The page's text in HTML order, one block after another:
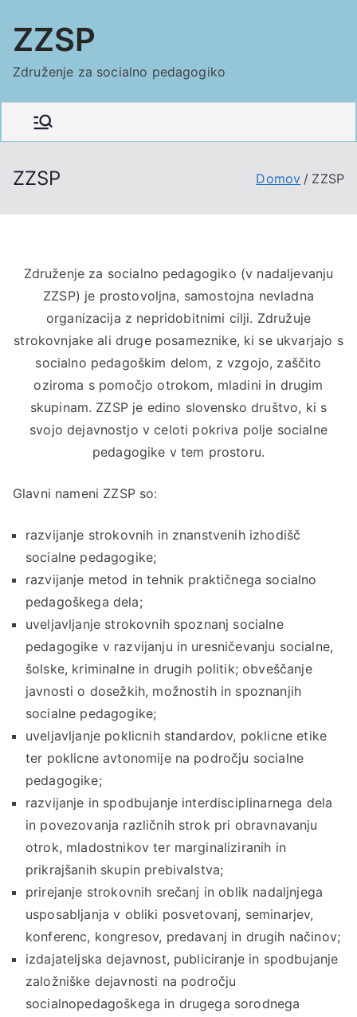
vsebino
ZZSP
Združenje za socialno pedagogiko
ZZSP Domov ZZSP
Združenje za socialno pedagogiko (v nadaljevanju
ZZSP) je prostovoljna, samostojna nevladna
organizacija z nepridobitnimi cilji. Združuje
strokovnjake ali druge posameznike, ki se ukvarjajo s
socialno pedagoškim delom, z vzgojo, zaščito
oziroma s pomočjo otrokom, mladini in drugim
skupinam. ZZSP je edino slovensko društvo, ki s
svojo dejavnostjo v celoti pokriva polje socialne
pedagogike v tem prostoru.
Glavni nameni ZZSP so:
razvijanje strokovnih in znanstvenih izhodišč
socialne pedagogike;
razvijanje metod in tehnik praktičnega socialno
pedagoškega dela;
uveljavljanje strokovnih spoznanj socialne
pedagogike v razvijanju in uresničevanju socialne,
šolske, kriminalne in drugih politik; obveščanje
javnosti o dosežkih, možnostih in spoznanjih
socialne pedagogike;
uveljavljanje poklicnih standardov, poklicne etike
ter poklicne avtonomije na področju socialne
pedagogike;
razvijanje in spodbujanje interdisciplinarnega dela
in povezovanja različnih strok pri obravnavanju
otrok, mladostnikov ter marginaliziranih in
prikrajšanih skupin prebivalstva;
prirejanje strokovnih srečanj in oblik nadaljnjega
usposabljanja v obliki posvetovanj, seminarjev,
konferenc, kongresov, predavanj in drugih načinov;
izdajateljska dejavnost, publiciranje in spodbujanje
založniške dejavnosti na področju
socialnopedagoškega in drugega sorodnega